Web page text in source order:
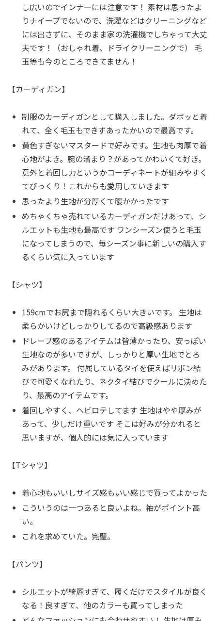
し広いのでインナーには注意です！ 素材は思ったよ
りナイーブでないので、洗濯などはクリーニングなど
には出さずに、そのまま家の洗濯機でしちゃって大丈
夫です！（おしゃれ着、ドライクリーニングで） 毛
玉等も今のところできてません！
【カーディガン】
制服のカーディガンとして購入しました。ダボッと着
れて、全く毛玉もできずあったかいので最高です。
黄色すぎないマスタードで好みです。生地も肉厚で着
心地がよき。腕の溜まり？があってかわいくて好き。
意外と着回し力というかコーディネートが組みやすく
てびっくり！これからも愛用していきます
思ったより生地が分厚くて暖かかったです
めちゃくちゃ売れているカーディガンだけあって、シ
ルエットも生地も最高です ワンシーズン使うと毛玉
になってしまうので、毎シーズン事に新しいの購入す
るくらい気に入っています
【シャツ】
159cmでお尻まで隠れるくらい大きいです。 生地は
柔らかいけどしっかりしてるので高級感あります
ドレープ感のあるアイテムは皆薄かったり、安っぽい
生地なのが多いですが、しっかりと厚い生地でとろ
みがあります。 付属しているタイを使えばリボン結
びで可愛くなれたり、ネクタイ結びでクールに決めた
り、最高のアイテムです。
着回しやすく、ヘビロテしてます 生地はやや厚みが
あって、少しだけ重いです そこは好みが分かれると
思いますが、個人的には気に入っています
【Tシャツ】
着心地もいいしサイズ感もいい感じで買ってよかった
こういうのは一つあると良いよね。袖がポイント高
い。
これを求めていた。完璧。
【パンツ】
シルエットが綺麗すぎて、履くだけでスタイルが良く
なる！良すぎて、他のカラーも買ってしまった